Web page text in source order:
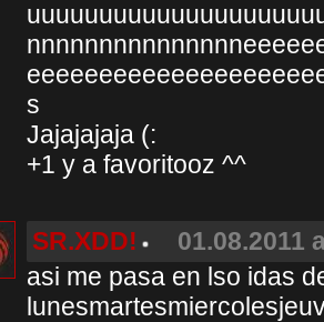
s
Jajajajaja (:
+1 y a favoritooz ^^
SR.XDD!
01.08.2011
asi me pasa en lso idas